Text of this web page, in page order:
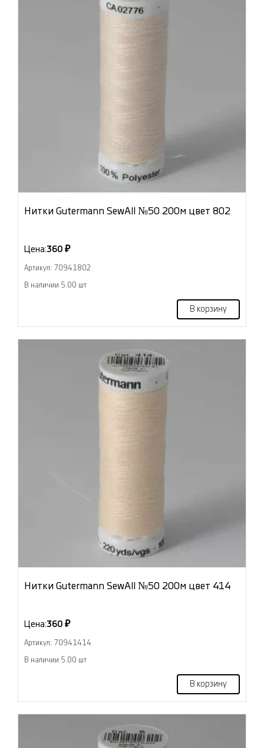
Нитки Gutermann SewAll №50 200м цвет 802
Цена:360 ₽
Артикул: 70941802
В наличии 5.00 шт
В корзину
Нитки Gutermann SewAll №50 200м цвет 414
Цена:360 ₽
Артикул: 70941414
В наличии 5.00 шт
В корзину